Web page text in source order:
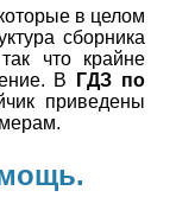
в целом
сборника
что крайне
В
ГДЗ по
приведены